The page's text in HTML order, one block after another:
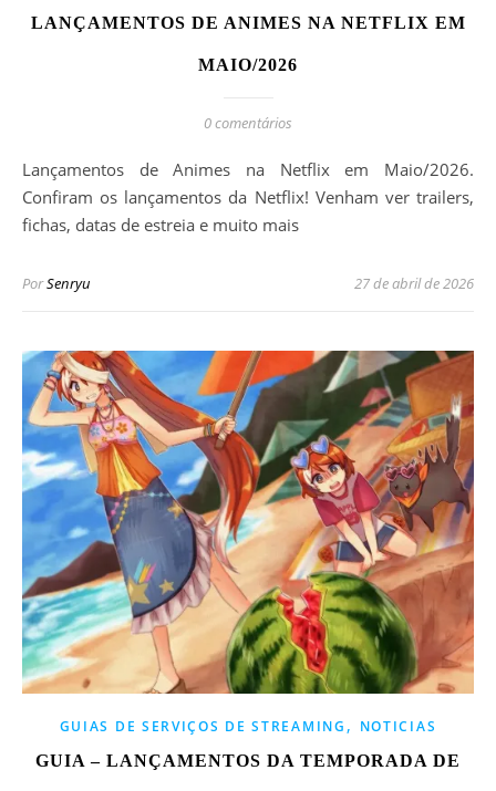
LANÇAMENTOS DE ANIMES NA NETFLIX EM
MAIO/2026
0 comentários
Lançamentos de Animes na Netflix em Maio/2026.
Confiram os lançamentos da Netflix! Venham ver trailers,
fichas, datas de estreia e muito mais
PorSenryu 27 de abril de 2026
GUIAS DE SERVIÇOS DE STREAMING , NOTICIAS
GUIA – LANÇAMENTOS DA TEMPORADA DE